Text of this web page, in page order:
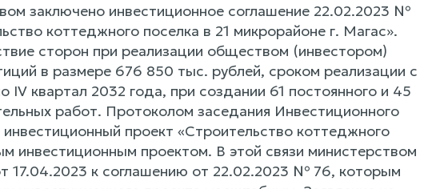
заключено инвестиционное соглашение 22.02.2023 №
коттеджного поселка в 21 микрорайоне г. Магас».
сторон при реализации обществом (инвестором)
в размере 676 850 тыс. рублей, сроком реализации с
квартал 2032 года, при создании 61 постоянного и 45
работ. Протоколом заседания Инвестиционного
проект «Строительство коттеджного
инвестиционным проектом. В этой связи министерством
17.04.2023 к соглашению от 22.02.2023 № 76, которым